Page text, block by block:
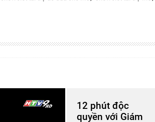
12 phút độc
quyền với Giám